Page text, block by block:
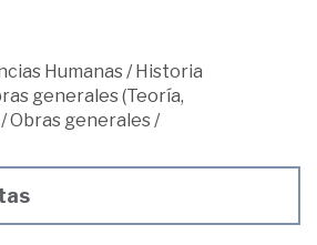
Humanas/Historia
generales (Teoría,
/Obras generales/